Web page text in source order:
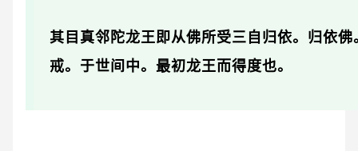
其目真邻陀龙王即从佛所受三自归依。归依
戒。于世间中。最初龙王而得度也。